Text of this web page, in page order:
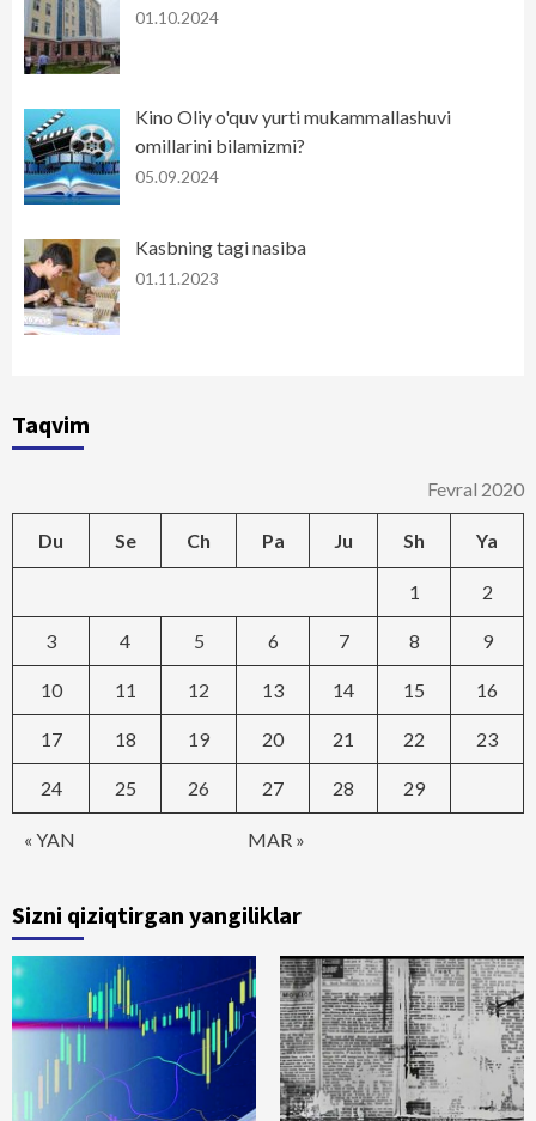
01.10.2024
Kino Oliy o'quv yurti mukammallashuvi
omillarini bilamizmi?
05.09.2024
Kasbning tagi nasiba
01.11.2023
Taqvim
Fevral 2020
Du Se Ch Pa Ju Sh Ya
« YAN MAR »
1 2
3 4 5 6 7 8 9
10 11 12 13 14 15 16
17 18 19 20 21 22 23
24 25 26 27 28 29
Sizni qiziqtirgan yangiliklar